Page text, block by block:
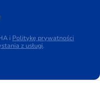
i Politykę prywatności
z usługi.